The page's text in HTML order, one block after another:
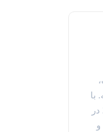
با
بهترین کیفیت، سرعت بالا و پشتیبانی 24/7 در